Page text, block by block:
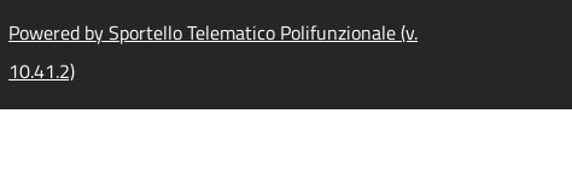
Powered by Sportello Telematico Polifunzionale (v.
10.41.2)